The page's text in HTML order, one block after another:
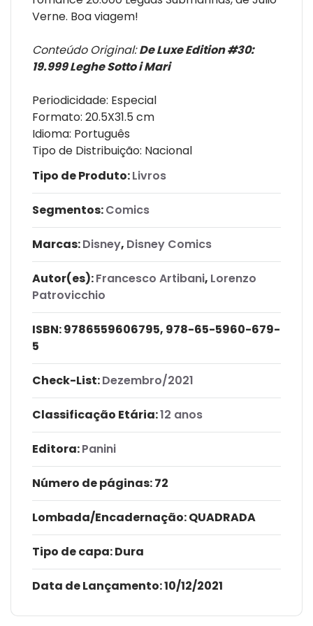
Verne. Boa viagem!
Conteúdo Original:De Luxe Edition #30:
19.999 Leghe Sotto i Mari
Periodicidade: Especial
Formato: 20.5X31.5 cm
Idioma: Português
Tipo de Distribuição: Nacional
Tipo de Produto:Livros
Segmentos:Comics
Marcas:Disney, Disney Comics
Autor(es):Francesco Artibani, Lorenzo
Patrovicchio
ISBN:9786559606795, 978-65-5960-679-
5
Check-List:Dezembro/2021
Classificação Etária:12 anos
Editora:Panini
Número de páginas: 72
Lombada/Encadernação: QUADRADA
Tipo de capa:Dura
Data de Lançamento:10/12/2021